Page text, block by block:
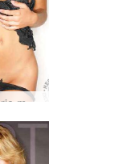
Lisa Marie melns topiņš